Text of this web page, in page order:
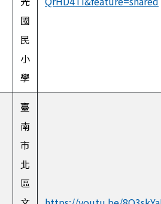
國
民
小
學
臺
南
市
北
區